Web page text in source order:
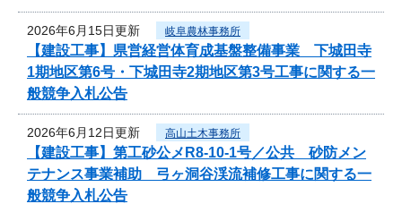
2026年6月15日更新 岐阜農林事務所
【建設工事】県営経営体育成基盤整備事業 下城田寺
1期地区第6号・下城田寺2期地区第3号工事に関する一
般競争入札公告
2026年6月12日更新 高山土木事務所
【建設工事】第工砂公メR8-10-1号／公共 砂防メン
テナンス事業補助 弓ヶ洞谷渓流補修工事に関する一
般競争入札公告